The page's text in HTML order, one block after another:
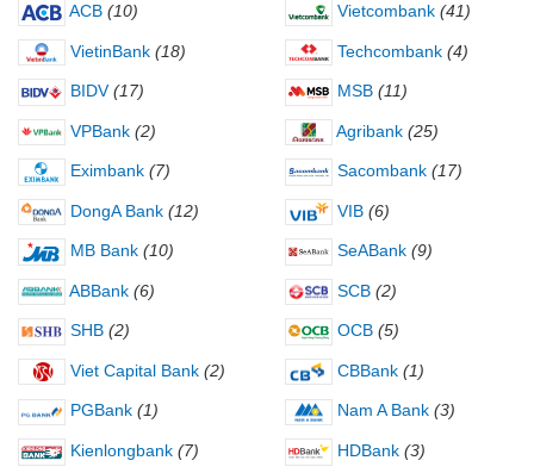
ACB (10) Vietcombank (41)
VietinBank (18) Techcombank (4)
BIDV (17) MSB (11)
VPBank (2) Agribank (25)
Eximbank (7) Sacombank (17)
DongA Bank (12) VIB (6)
MB Bank (10) SeABank (9)
ABBank (6) SCB (2)
SHB (2) OCB (5)
Viet Capital Bank (2) CBBank (1)
PGBank (1) Nam A Bank (3)
Kienlongbank (7) HDBank (3)